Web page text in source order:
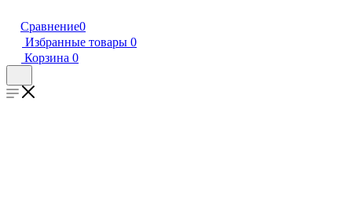
Сравнение0
Избранные товары 0
Корзина 0